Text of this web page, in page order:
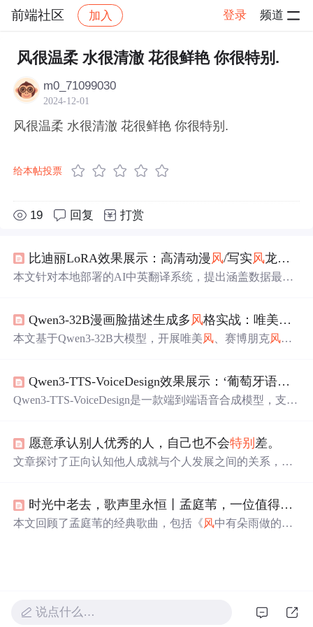
前端社区 加入 登录 频道
社区 前端社区 感慨 帖子详情
风很温柔 水很清澈 花很鲜艳 你很特别.
m0_71099030
2024-12-01
风很温柔 水很清澈 花很鲜艳 你很特别.
给本帖投票
19 回复 打赏
比迪丽LoRA效果展示：高清动漫 风/写实风龙珠角色生成作品集
本文针对本地部署的AI中英翻译系统，提出涵盖数据最小
用户数据在翻译过程中不被泄露或留存，适用于企业级NL
P应用的安全建设。
Qwen3-32B漫画脸描述生成多 风格实战：唯美风
本文基于Qwen3-32B大模型，开展唯美风 、赛博朋克风及
具的精细化提示词，涵盖发型、瞳色、服饰、机械细节、
文化元素及光影氛围等关键维度，并实测验证其跨风
格泛
Qwen3-TTS-VoiceDesign效果展示：‘葡萄牙语慵懒爵士
Qwen3-TTS-VoiceDesign是一款端到端语音合成模型，支持
青春偶像感'）及情感表达。具备高质量音频输出（24kH
z）、低延迟生成、多语言发音准确性与细粒度风格建模能
愿意承认别人优秀的人，自己也不会特别 差。
文章探讨了正向认知他人成就与个人发展之间的关系，指
正乐观的塑造作用。文中还提及通过社交圈、时间与金钱
分配判断人格特质，批判唯学历论，倡导人情世故与价值
时光中老去，歌声里永恒丨孟庭苇，一位值得被岁月
本文回顾了孟庭苇的经典歌曲，包括《风中有朵雨做的
说点什么…